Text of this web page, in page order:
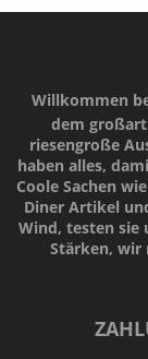
Willkommen
dem
riesengroße
haben alles,
Coole Sachen
Diner Artikel
Wind, testen sie
Stärken, wir